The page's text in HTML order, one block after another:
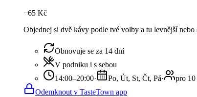
−65 Kč
Objednej si dvě kávy podle tvé volby a tu levnější nebo
Obnovuje se za 14 dní
V podniku i s sebou
14:00–20:00· Po, Út, St, Čt, Pá·
pro 10
Odemknout v TasteTown app